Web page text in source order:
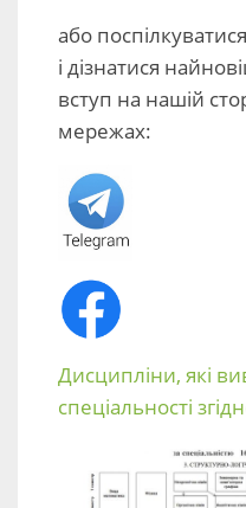
або
і дізнатися
вступ на нашій
мережах:
Дисципліни, які
спеціальності